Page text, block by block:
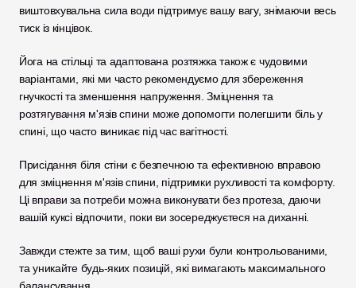
виштовхувальна сила води підтримує вашу вагу, знімаючи весь
тиск із кінцівок.
Йога на стільці та адаптована розтяжка також є чудовими
варіантами, які ми часто рекомендуємо для збереження
гнучкості та зменшення напруження. Зміцнення та
розтягування м'язів спини може допомогти полегшити біль у
спині, що часто виникає під час вагітності.
Присідання біля стіни є безпечною та ефективною вправою
для зміцнення м'язів спини, підтримки рухливості та комфорту.
Ці вправи за потреби можна виконувати без протеза, даючи
вашій куксі відпочити, поки ви зосереджуєтеся на диханні.
Завжди стежте за тим, щоб ваші рухи були контрольованими,
та уникайте будь-яких позицій, які вимагають максимального